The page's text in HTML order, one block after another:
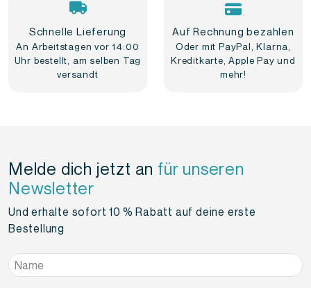
Schnelle Lieferung
An Arbeitstagen vor 14:00
Uhr bestellt, am selben Tag
versandt
Auf Rechnung bezahlen
Oder mit PayPal, Klarna,
Kreditkarte, Apple Pay und
mehr!
Melde dich jetzt an für unseren
Newsletter
Und erhalte sofort 10 % Rabatt auf deine erste
Bestellung
Name*